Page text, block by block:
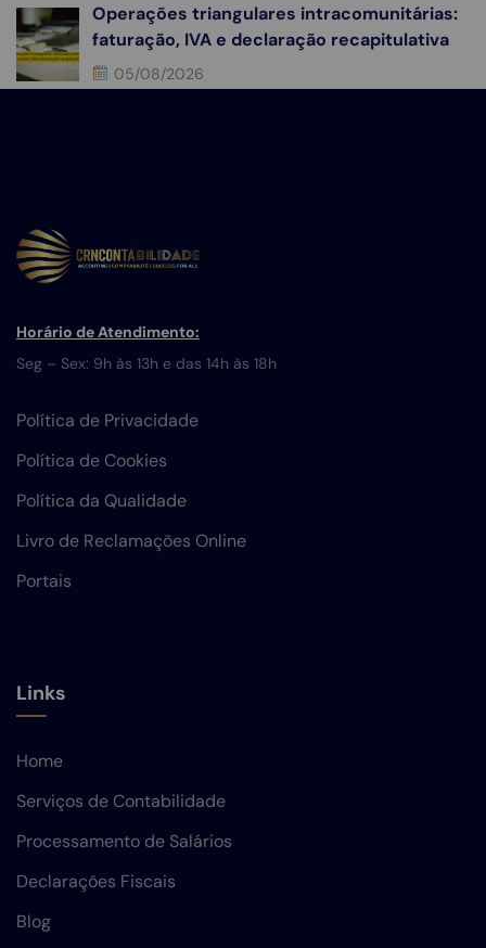
Operações triangulares intracomunitárias:
faturação, IVA e declaração recapitulativa
05/08/2026
Horário de Atendimento:
Seg – Sex: 9h às 13h e das 14h às 18h
Política de Privacidade
Política de Cookies
Política da Qualidade
Livro de Reclamações Online
Portais
Links
Home
Serviços de Contabilidade
Processamento de Salários
Declarações Fiscais
Blog